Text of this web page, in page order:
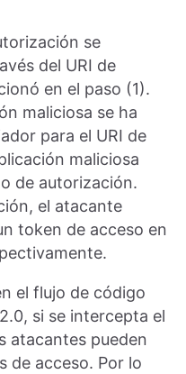
se
del URI de
en el paso (1).
maliciosa se ha
para el URI de
maliciosa
de autorización.
el atacante
token de acceso en
el flujo de código
si se intercepta el
atacantes pueden
de acceso. Por lo